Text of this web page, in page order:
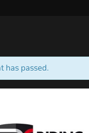
has passed.